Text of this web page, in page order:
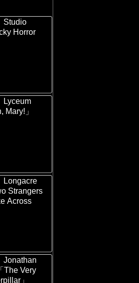
Studio
Horror
Lyceum
Mary!」
Longacre
Strangers
Across
Jonathan
The Very
」